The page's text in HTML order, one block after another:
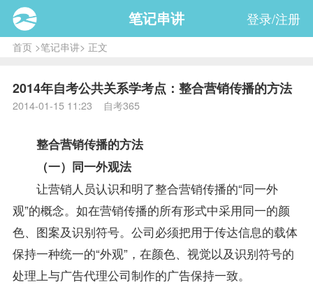
笔记串讲 登录/注册
首页>笔记串讲> 正文
2014年自考公共关系学考点：整合营销传播的方法
2014-01-15 11:23 自考365
整合营销传播的方法
（一）同一外观法
让营销人员认识和明了整合营销传播的“同一外
观”的概念。如在营销传播的所有形式中采用同一的颜
色、图案及识别符号。公司必须把用于传达信息的载体
保持一种统一的“外观”，在颜色、视觉以及识别符号的
处理上与广告代理公司制作的广告保持一致。